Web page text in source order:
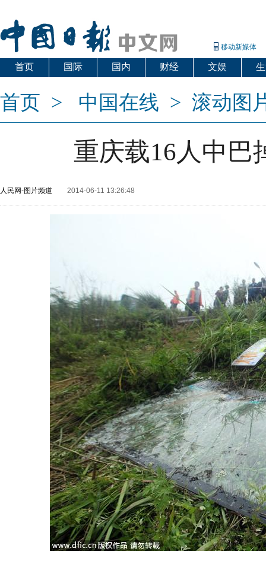
移动新媒体
首页 国际 国内 财经 文娱
首页 > 中国在线 > 滚动图
重庆载16人中巴
人民网-图片频道 2014-06-11 13:26:48